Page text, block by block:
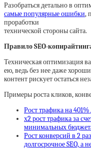
Разобраться детально в
самые популярные ошибки,
проработки
технической стороны сайта.
Правило SEO-
Техническая оптимизация
ею, ведь без нее даже
контент рискует остаться
Примеры роста кликов,
Рост трафика на
х2 рост трафика за
минимальных
Рост конверсий в 2
долгосрочное SEO, а